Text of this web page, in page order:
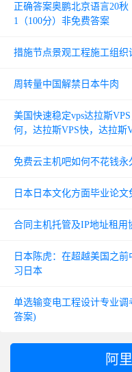
正确答案奥鹏北京语言20
1（100分）非免费答案
措施节点景观工程施工组织
周转量中国解禁日本牛肉
美国快速稳定vps达拉斯
何，达拉斯VPS快，达拉斯
免费云主机吧如何不花钱永
日本日本文化方面毕业论文
合同主机托管及IP地址租用
日本陈虎：在超越美国之
习日本
单选输变电工程设计专业
答案)
阿